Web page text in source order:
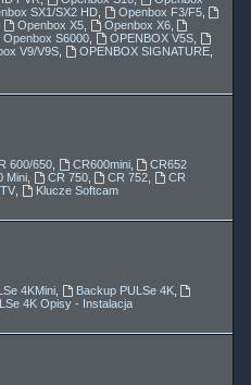
SX1/SX2 HD, Openbox F3/F5,
Openbox X5, Openbox X6,
Openbox S6000, OPENBOX V5S,
V9/V9S, OPENBOX SIGNATURE,
600/650, CR600mini,
CR652
Mini, CR 750, CR 752
CR
,
Klucze Softcam
4KMini, Backup PULSe 4K,
4K Opisy - Instalacja